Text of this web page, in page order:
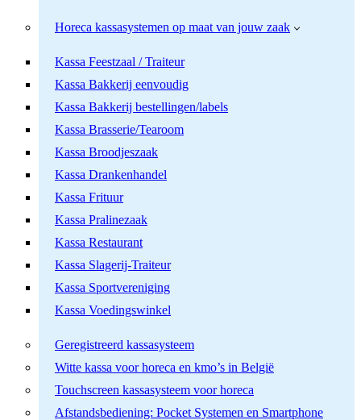
Horeca kassasystemen op maat van jouw zaak
Kassa Feestzaal / Traiteur
Kassa Bakkerij eenvoudig
Kassa Bakkerij bestellingen/labels
Kassa Brasserie/Tearoom
Kassa Broodjeszaak
Kassa Drankenhandel
Kassa Frituur
Kassa Pralinezaak
Kassa Restaurant
Kassa Slagerij-Traiteur
Kassa Sportvereniging
Kassa Voedingswinkel
Geregistreerd kassasysteem
Witte kassa voor horeca en kmo’s in België
Touchscreen kassasysteem voor horeca
Afstandsbediening: Pocket Systemen en Smartphone